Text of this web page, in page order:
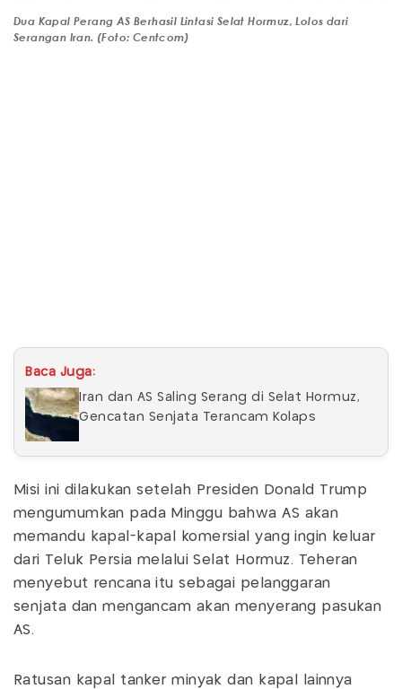
Dua Kapal Perang AS Berhasil Lintasi Selat Hormuz, Lolos dari
Serangan Iran. (Foto: Centcom)
Baca Juga:
Iran dan AS Saling Serang di Selat Hormuz,
Gencatan Senjata Terancam Kolaps
Misi ini dilakukan setelah Presiden Donald Trump
mengumumkan pada Minggu bahwa AS akan
memandu kapal-kapal komersial yang ingin keluar
dari Teluk Persia melalui Selat Hormuz. Teheran
menyebut rencana itu sebagai pelanggaran
senjata dan mengancam akan menyerang pasukan
AS.
Ratusan kapal tanker minyak dan kapal lainnya